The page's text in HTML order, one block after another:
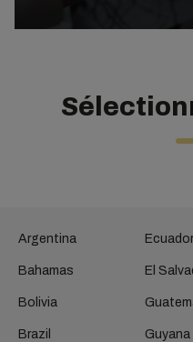
Argentina
Bahamas
Bolivia
Brazil
El
Guyana